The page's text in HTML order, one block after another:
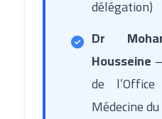
délégation)
Dr
Housseine
de
Médecine